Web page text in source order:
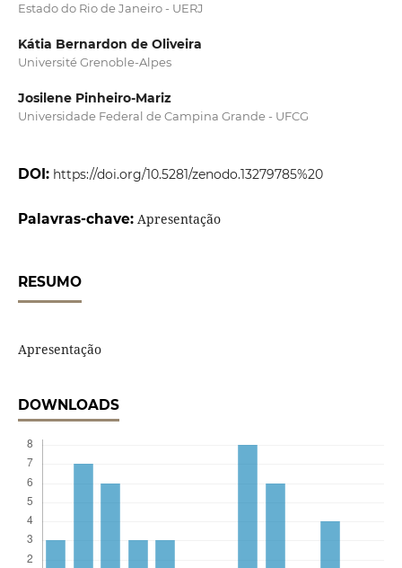
Estado do Rio de Janeiro - UERJ
Kátia Bernardon de Oliveira
Université Grenoble-Alpes
Josilene Pinheiro-Mariz
Universidade Federal de Campina Grande - UFCG
DOI: https://doi.org/10.5281/zenodo.13279785%20
Palavras-chave: Apresentação
RESUMO
Apresentação
DOWNLOADS